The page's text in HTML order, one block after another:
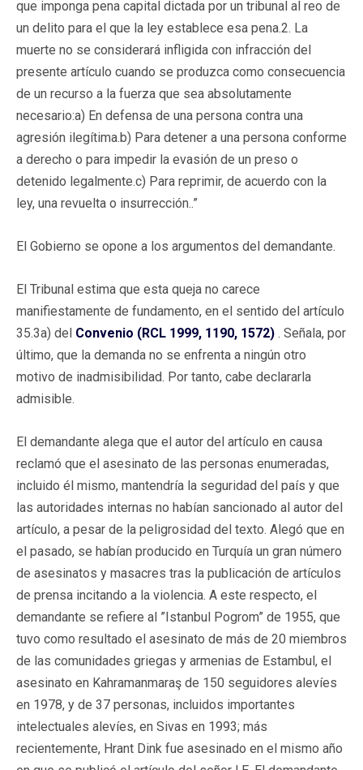
que imponga pena capital dictada por un tribunal al reo de
un delito para el que la ley establece esa pena.2. La
muerte no se considerará infligida con infracción del
presente artículo cuando se produzca como consecuencia
de un recurso a la fuerza que sea absolutamente
necesario:a) En defensa de una persona contra una
agresión ilegítima.b) Para detener a una persona conforme
a derecho o para impedir la evasión de un preso o
detenido legalmente.c) Para reprimir, de acuerdo con la
ley, una revuelta o insurrección..”
El Gobierno se opone a los argumentos del demandante.
El Tribunal estima que esta queja no carece
manifiestamente de fundamento, en el sentido del artículo
35.3a) del Convenio (RCL 1999, 1190, 1572) . Señala, por
último, que la demanda no se enfrenta a ningún otro
motivo de inadmisibilidad. Por tanto, cabe declararla
admisible.
El demandante alega que el autor del artículo en causa
reclamó que el asesinato de las personas enumeradas,
incluido él mismo, mantendría la seguridad del país y que
las autoridades internas no habían sancionado al autor del
artículo, a pesar de la peligrosidad del texto. Alegó que en
el pasado, se habían producido en Turquía un gran número
de asesinatos y masacres tras la publicación de artículos
de prensa incitando a la violencia. A este respecto, el
demandante se refiere al ”Istanbul Pogrom” de 1955, que
tuvo como resultado el asesinato de más de 20 miembros
de las comunidades griegas y armenias de Estambul, el
asesinato en Kahramanmaraş de 150 seguidores alevíes
en 1978, y de 37 personas, incluidos importantes
intelectuales alevíes, en Sivas en 1993; más
recientemente, Hrant Dink fue asesinado en el mismo año